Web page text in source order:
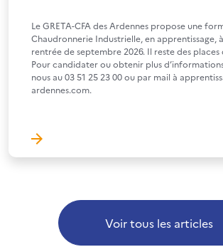
Le GRETA-CFA des Ardennes propose une
Chaudronnerie Industrielle, en apprentissage,
rentrée de septembre 2026. Il reste des places
Pour candidater ou obtenir plus
nous au 03 51 25 23 00 ou par mail à
ardennes.com.
Voir tous les articles